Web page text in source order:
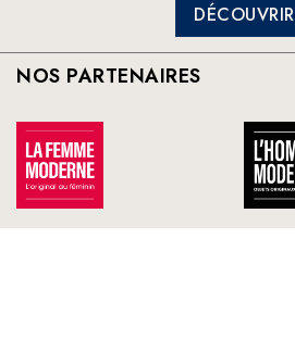
DÉCOUVRIR
NOS PARTENAIRES